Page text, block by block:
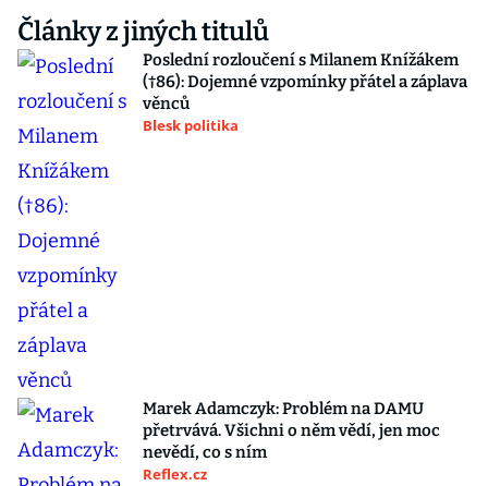
Články z jiných titulů
Poslední rozloučení s Milanem Knížákem
(†86): Dojemné vzpomínky přátel a záplava
věnců
Blesk politika
Marek Adamczyk: Problém na DAMU
přetrvává. Všichni o něm vědí, jen moc
nevědí, co s ním
Reflex.cz